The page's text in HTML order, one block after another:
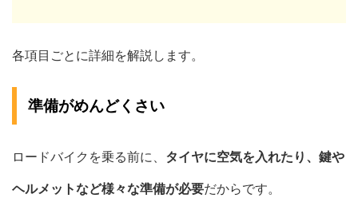
各項目ごとに詳細を解説します。
準備がめんどくさい
ロードバイクを乗る前に、 タイヤに空気を入れたり、鍵や
ヘルメットなど様々な準備が必要だからです。